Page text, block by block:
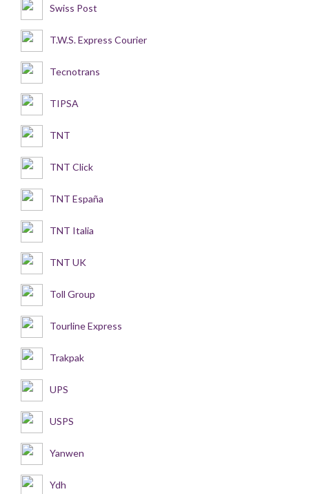
Swiss Post
T.W.S. Express Courier
Tecnotrans
TIPSA
TNT
TNT Click
TNT España
TNT Italia
TNT UK
Toll Group
Tourline Express
Trakpak
UPS
USPS
Yanwen
Ydh